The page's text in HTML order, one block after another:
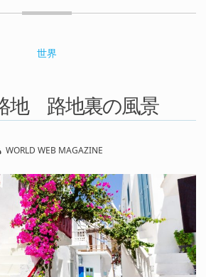
世界
地 路地裏の風景
WORLD WEB MAGAZINE